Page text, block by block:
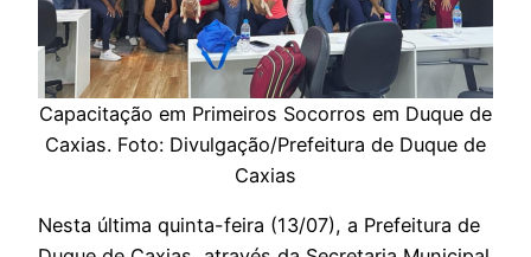
Capacitação em Primeiros Socorros em Duque de
Caxias. Foto: Divulgação/Prefeitura de Duque de
Caxias
Nesta última quinta-feira (13/07), a Prefeitura de